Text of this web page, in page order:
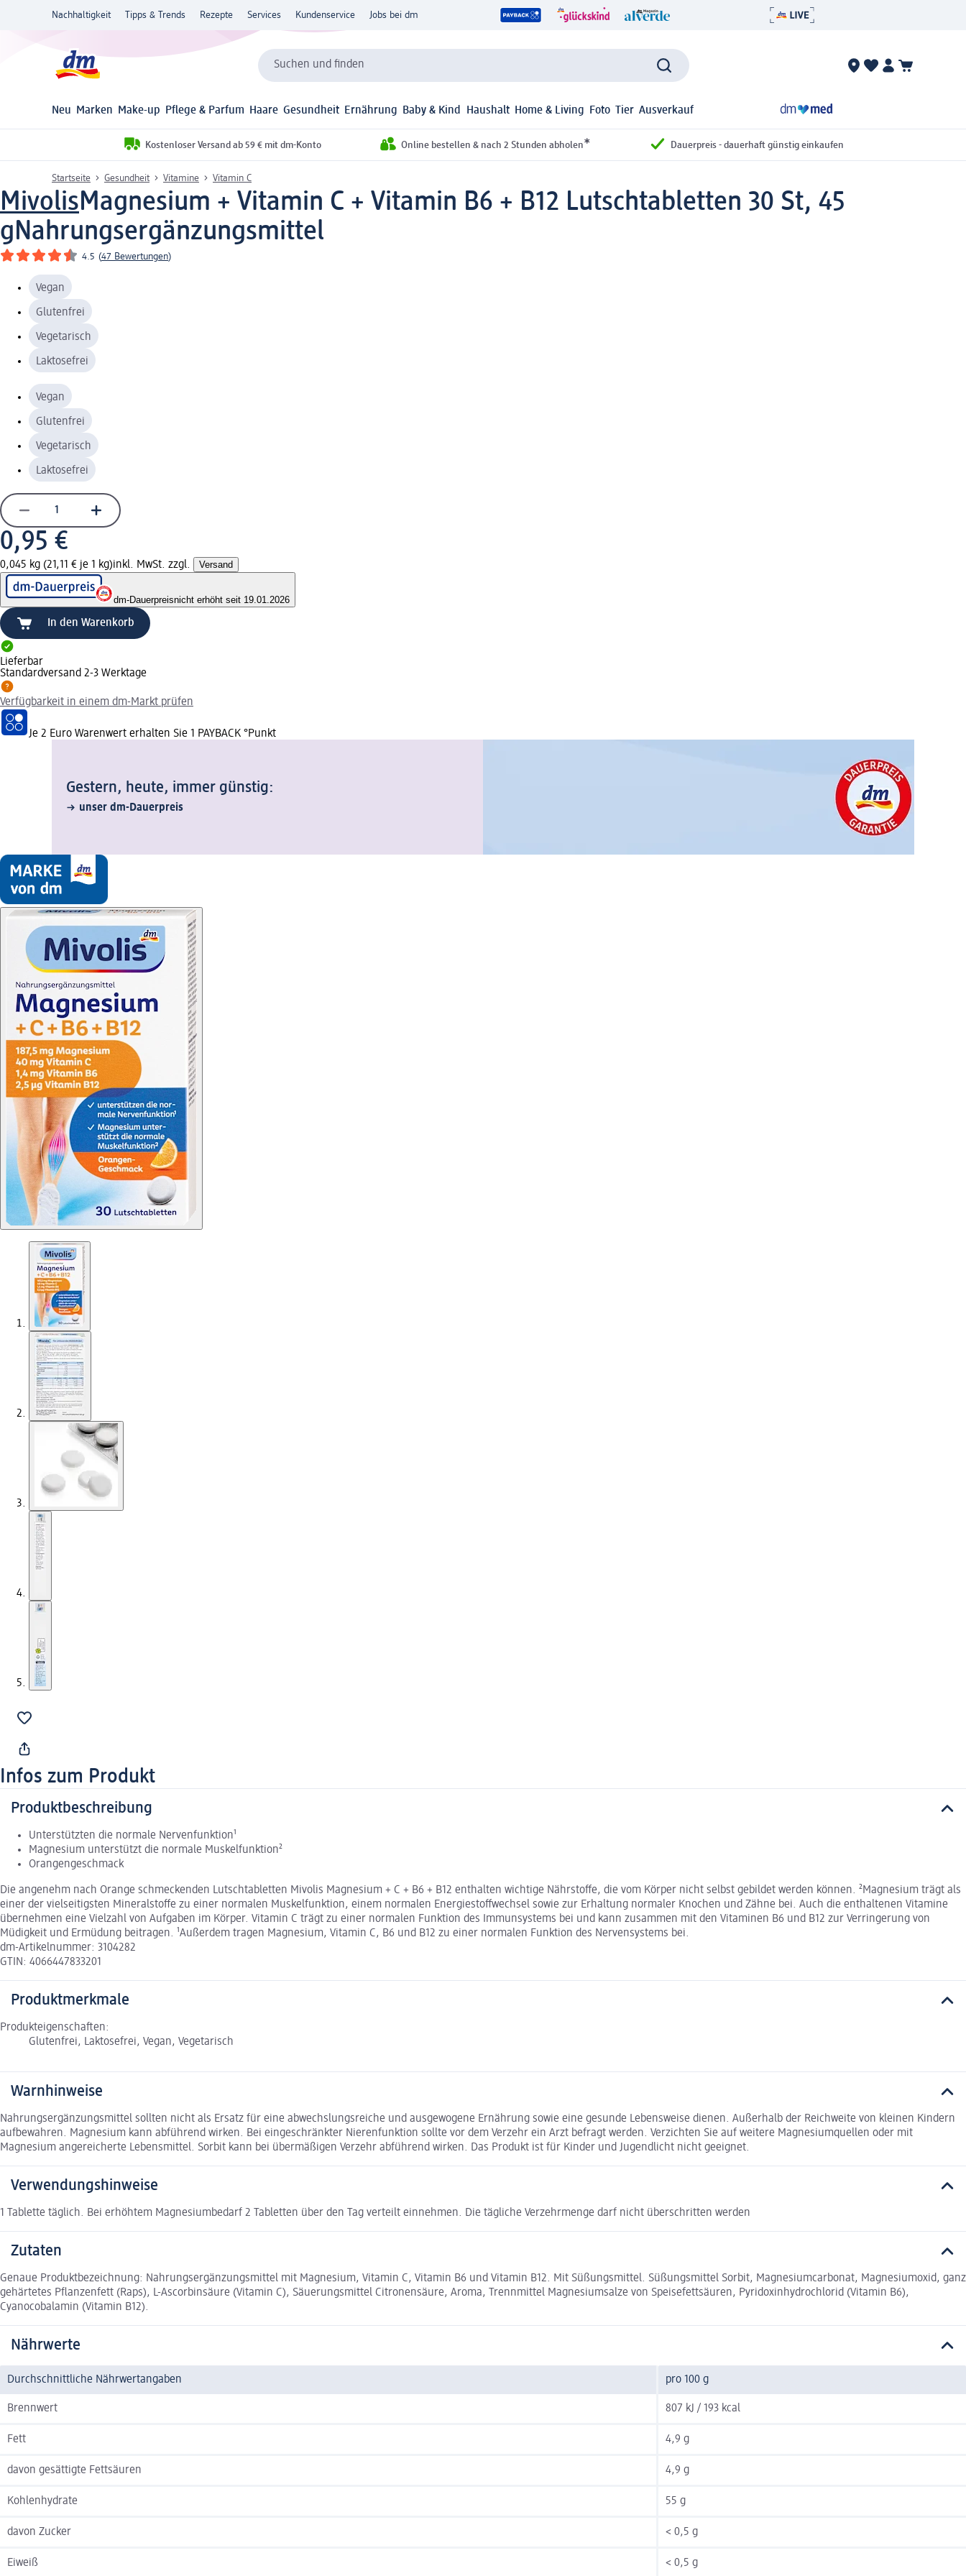
Nachhaltigkeit Tipps & Trends Rezepte Services Kundenservice Jobs bei dm
Suchen und finden
Neu Marken Make-up Pflege & Parfum Haare Gesundheit Ernährung Baby & Kind Haushalt Home & Living Foto Tier Ausverkauf
Kostenloser Versand ab 59 € mit dm-Konto Online bestellen & nach 2 Stunden abholen* Dauerpreis - dauerhaft günstig einkaufen
Startseite Gesundheit Vitamine Vitamin C
MivolisMagnesium + Vitamin C + Vitamin B6 + B12 Lutschtabletten 30 St, 45
gNahrungsergänzungsmittel
4.5 (47 Bewertungen)
Vegan
Glutenfrei
Vegetarisch
Laktosefrei
Vegan
Glutenfrei
Vegetarisch
Laktosefrei
0,95 €
0,045 kg (21,11 € je 1 kg)inkl. MwSt. zzgl. Versand
dm-Dauerpreisnicht erhöht seit 19.01.2026
In den Warenkorb
Lieferbar
Standardversand 2-3 Werktage
Verfügbarkeit in einem dm-Markt prüfen
Je 2 Euro Warenwert erhalten Sie 1 PAYBACK °Punkt
Gestern, heute, immer günstig:
unser dm-Dauerpreis
Infos zum Produkt
Produktbeschreibung
Unterstützten die normale Nervenfunktion¹
Magnesium unterstützt die normale Muskelfunktion²
Orangengeschmack
Die angenehm nach Orange schmeckenden Lutschtabletten Mivolis Magnesium + C + B6 + B12 enthalten wichtige Nährstoffe, die vom Körper nicht selbst gebildet werden können. ²Magnesium trägt als
einer der vielseitigsten Mineralstoffe zu einer normalen Muskelfunktion, einem normalen Energiestoffwechsel sowie zur Erhaltung normaler Knochen und Zähne bei. Auch die enthaltenen Vitamine
übernehmen eine Vielzahl von Aufgaben im Körper. Vitamin C trägt zu einer normalen Funktion des Immunsystems bei und kann zusammen mit den Vitaminen B6 und B12 zur Verringerung von
Müdigkeit und Ermüdung beitragen. ¹Außerdem tragen Magnesium, Vitamin C, B6 und B12 zu einer normalen Funktion des Nervensystems bei.
dm-Artikelnummer: 3104282
GTIN: 4066447833201
Produktmerkmale
Produkteigenschaften:
Glutenfrei, Laktosefrei, Vegan, Vegetarisch
Warnhinweise
Nahrungsergänzungsmittel sollten nicht als Ersatz für eine abwechslungsreiche und ausgewogene Ernährung sowie eine gesunde Lebensweise dienen. Außerhalb der Reichweite von kleinen Kindern
aufbewahren. Magnesium kann abführend wirken. Bei eingeschränkter Nierenfunktion sollte vor dem Verzehr ein Arzt befragt werden. Verzichten Sie auf weitere Magnesiumquellen oder mit
Magnesium angereicherte Lebensmittel. Sorbit kann bei übermäßigen Verzehr abführend wirken. Das Produkt ist für Kinder und Jugendlicht nicht geeignet.
Verwendungshinweise
1 Tablette täglich. Bei erhöhtem Magnesiumbedarf 2 Tabletten über den Tag verteilt einnehmen. Die tägliche Verzehrmenge darf nicht überschritten werden
Zutaten
Genaue Produktbezeichnung: Nahrungsergänzungsmittel mit Magnesium, Vitamin C, Vitamin B6 und Vitamin B12. Mit Süßungsmittel. Süßungsmittel Sorbit, Magnesiumcarbonat, Magnesiumoxid, ganz
gehärtetes Pflanzenfett (Raps), L-Ascorbinsäure (Vitamin C), Säuerungsmittel Citronensäure, Aroma, Trennmittel Magnesiumsalze von Speisefettsäuren, Pyridoxinhydrochlorid (Vitamin B6),
Cyanocobalamin (Vitamin B12).
Nährwerte
Durchschnittliche Nährwertangaben pro 100 g
Brennwert 807 kJ / 193 kcal
Fett 4,9 g
davon gesättigte Fettsäuren 4,9 g
Kohlenhydrate 55 g
davon Zucker < 0,5 g
Eiweiß < 0,5 g